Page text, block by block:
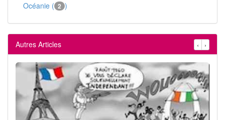
Océanie ( 2 )
Autres Articles ‹ ›